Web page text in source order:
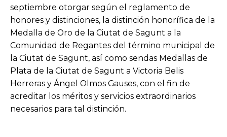
septiembre otorgar según el reglamento de
honores y distinciones, la distinción honorífica de la
Medalla de Oro de la Ciutat de Sagunt a la
Comunidad de Regantes del término municipal de
la Ciutat de Sagunt, así como sendas Medallas de
Plata de la Ciutat de Sagunt a Victoria Belis
Herreras y Ángel Olmos Gauses, con el fin de
acreditar los méritos y servicios extraordinarios
necesarios para tal distinción.